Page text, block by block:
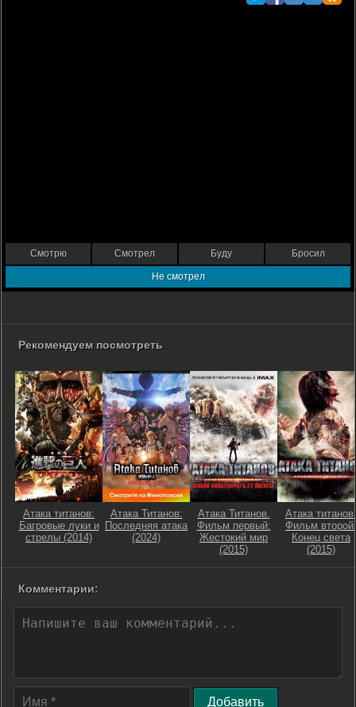
Смотрю Смотрел Буду Бросил
Не смотрел
Рекомендуем посмотреть
Атака титанов:
Багровые луки и
стрелы (2014)
Атака Титанов:
Последняя атака
(2024)
Атака Титанов.
Фильм первый:
Жестокий мир
(2015)
Атака титанов.
Фильм второй:
Конец света
(2015)
Комментарии:
Добавить